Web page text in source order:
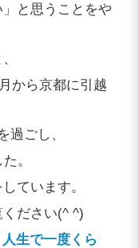
」と思うことをや
から京都に引越
過ごし、
。
ています。
ださい(^ ^)
生で一度くら